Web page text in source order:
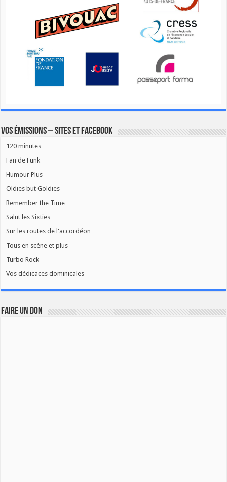
Vos émissions – Sites et Facebook
120 minutes
Fan de Funk
Humour Plus
Oldies but Goldies
Remember the Time
Salut les Sixties
Sur les routes de l'accordéon
Tous en scène et plus
Turbo Rock
Vos dédicaces dominicales
FAIRE UN DON